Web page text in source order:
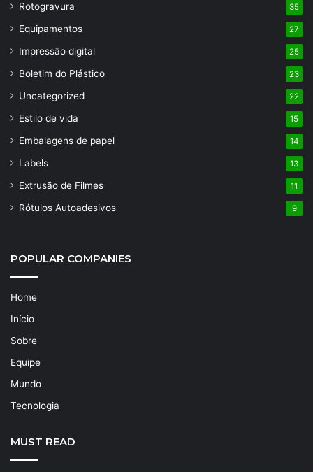
Rotogravura 35
Equipamentos 27
Impressão digital 25
Boletim do Plástico 23
Uncategorized 22
Estilo de vida 15
Embalagens de papel 14
Labels 13
Extrusão de Filmes 11
Rótulos Autoadesivos 9
POPULAR COMPANIES
Home
Início
Sobre
Equipe
Mundo
Tecnologia
MUST READ